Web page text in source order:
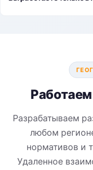
Мы сопровождаем
Разрабатываем
любом
нормативов и
Удаленное